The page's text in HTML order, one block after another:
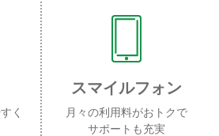
く
スマイルフォン
月々の利用料がおトクで
サポートも充実